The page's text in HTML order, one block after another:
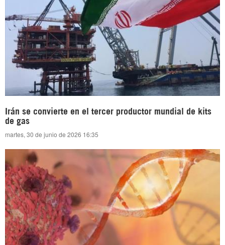
Irán se convierte en el tercer productor mundial de kits
de gas
martes, 30 de junio de 2026 16:35